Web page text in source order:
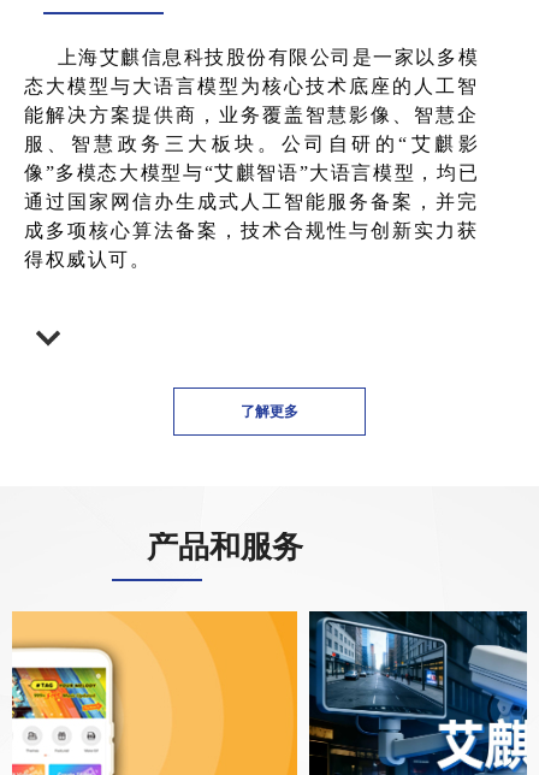
产品和服务
上海艾麒信息科技股份有限公司是一家以多模
态大模型与大语言模型为核心技术底座的人工智
能解决方案提供商，业务覆盖智慧影像、智慧企
服、智慧政务三大板块。公司自研的“艾麒影
像”多模态大模型与“艾麒智语”大语言模型，均已
通过国家网信办生成式人工智能服务备案，并完
成多项核心算法备案，技术合规性与创新实力获
得权威认可。
了解更多